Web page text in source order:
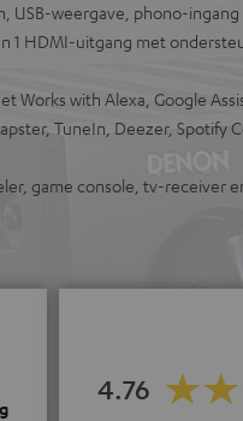
USB-weergave, phono-
1 HDMI-uitgang met
Works with Alexa, Google
TuneIn, Deezer, Spotify
game console, tv-receiver
4.76